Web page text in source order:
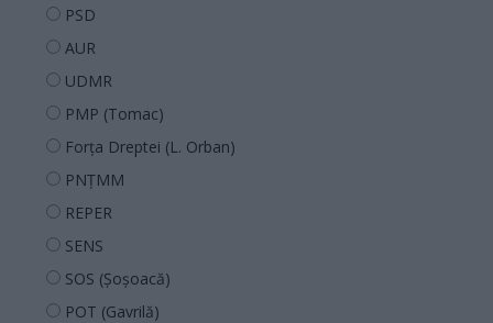
PSD
AUR
UDMR
PMP (Tomac)
Forța Dreptei (L. Orban)
PNȚMM
REPER
SENS
SOS (Șoșoacă)
POT (Gavrilă)